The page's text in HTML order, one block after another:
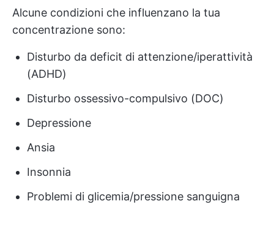
Alcune condizioni che influenzano la tua
concentrazione sono:
Disturbo da deficit di attenzione/iperattività
(ADHD)
Disturbo ossessivo-compulsivo (DOC)
Depressione
Ansia
Insonnia
Problemi di glicemia/pressione sanguigna